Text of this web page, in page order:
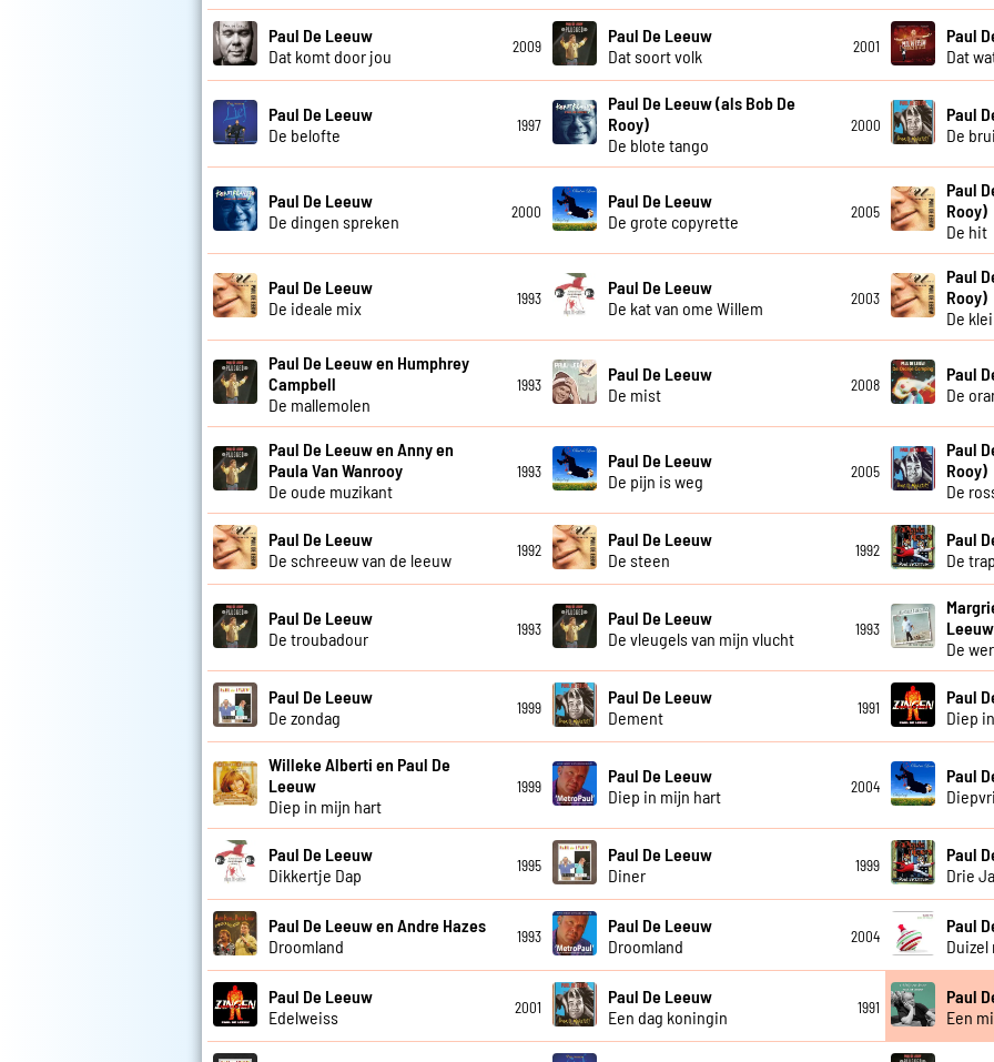
Paul De Leeuw
Dat komt door jou
2009
Paul De Leeuw
Dat soort volk
2001
Paul
Dat
Paul De Leeuw
De belofte
1997
Paul De Leeuw (als Bob De
Rooy)
De blote tango
2000
Paul
De
Paul De Leeuw
De dingen spreken
2000
Paul De Leeuw
De grote copyrette
2005
Paul
Rooy)
De hit
Paul De Leeuw
De ideale mix
1993
Paul De Leeuw
De kat van ome Willem
2003
Paul
Rooy)
De
Paul De Leeuw en Humphrey
Campbell
De mallemolen
1993
Paul De Leeuw
De mist
2008
Paul
De
Paul De Leeuw en Anny en
Paula Van Wanrooy
De oude muzikant
1993
Paul De Leeuw
De pijn is weg
2005
Paul
Rooy)
De
Paul De Leeuw
De schreeuw van de leeuw
1992
Paul De Leeuw
De steen
1992
Paul
De
Paul De Leeuw
De troubadour
1993
Paul De Leeuw
De vleugels van mijn vlucht
1993
Leeuw
De
Paul De Leeuw
De zondag
1999
Paul De Leeuw
Dement
1991
Paul
Diep
Willeke Alberti en Paul De
Leeuw
Diep in mijn hart
1999
Paul De Leeuw
Diep in mijn hart
2004
Paul
Paul De Leeuw
Dikkertje Dap
1995
Paul De Leeuw
Diner
1999
Paul
Drie
Paul De Leeuw en Andre Hazes
Droomland
1993
Paul De Leeuw
Droomland
2004
Paul
Duizel
Paul De Leeuw
Edelweiss
2001
Paul De Leeuw
Een dag koningin
1991
Paul
Een